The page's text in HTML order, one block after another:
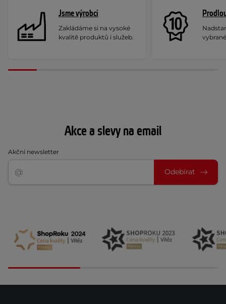
Jsme výrobci
Zakládáme si na vysoké
kvalitě produktů i služeb.
Akce a slevy na email
Akční newsletter
Odebírat